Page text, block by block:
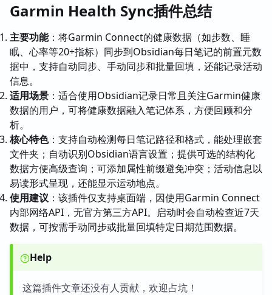
Garmin Health Sync插件总结
主要功能：将Garmin Connect的健康数据（如步数、睡
眠、心率等20+指标）同步到Obsidian每日笔记的前置元数
据中，支持自动同步、手动同步和批量回填，还能记录活动
信息。
适用场景 ：适合使用Obsidian记录日常且关注Garmin健康
数据的用户，可将健康数据融入笔记体系，方便回顾和分
析。
核心特色：支持自动检测每日笔记路径和格式，能处理嵌套
文件夹；自动识别Obsidian语言设置；提供可选的结构化
数据方便高级查询；可添加属性前缀避免冲突；活动信息以
易读形式呈现，还能显示运动地点。
使用建议 ：该插件仅支持桌面端，因使用Garmin Connect
内部网络API，无官方第三方API。启动时会自动检查近7天
数据，可按需手动同步或批量回填特定日期范围数据。
Help
这篇插件文章还没有人贡献，欢迎占坑！